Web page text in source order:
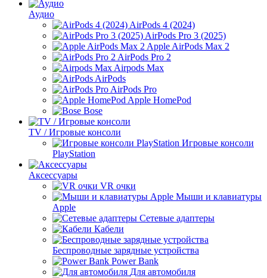
Аудио
AirPods 4 (2024)
AirPods Pro 3 (2025)
Apple AirPods Max 2
AirPods Pro 2
Airpods Max
AirPods
AirPods Pro
Apple HomePod
Bose
TV / Игровые консоли
Игровые консоли
PlayStation
Аксессуары
VR очки
Мыши и клавиатуры
Apple
Сетевые адаптеры
Кабели
Беспроводные зарядные устройства
Power Bank
Для автомобиля